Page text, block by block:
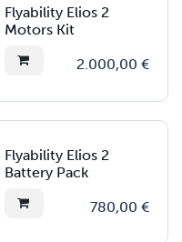
Flyability Elios 2
Motors Kit
2.000,00 €
Flyability Elios 2
Battery Pack
780,00 €